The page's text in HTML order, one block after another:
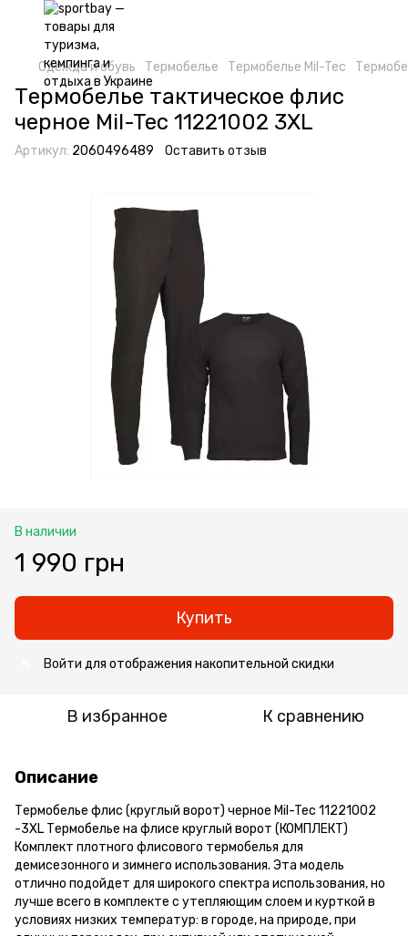
Одежда и обувь Термобелье Термобелье Mil-Tec
Термобелье тактическое флис
черное Mil-Tec 11221002 3XL
Артикул: 2060496489 Оставить отзыв
В наличии
1 990 грн
Купить
Войти для отображения накопительной скидки
В избранное К сравнению
Описание
Термобелье флис (круглый ворот) черное Mil-Tec 11221002
-3XL Термобелье на флисе круглый ворот (КОМПЛЕКТ)
Комплект плотного флисового термобелья для
демисезонного и зимнего использования. Эта модель
отлично подойдет для широкого спектра использования, но
лучше всего в комплекте с утепляющим слоем и курткой в
условиях низких температур: в городе, на природе, при